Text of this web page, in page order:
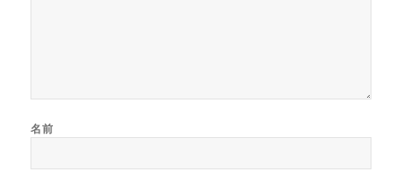
名前